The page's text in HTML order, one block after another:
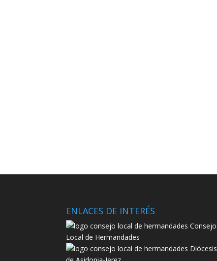
ENLACES DE INTERÉS
Consejo
Local de Hermandades
Diócesis